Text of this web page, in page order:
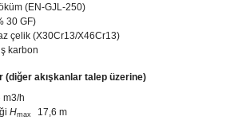
(EN-GJL-250)
30 GF)
çelik (X30Cr13/X46Cr13)
karbon
(diğer akışkanlar talep üzerine)
m3/h
Hmax 17,6 m